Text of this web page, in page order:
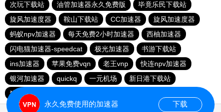
次玩下载站
油管加速器永久免费版
毕竟乐民下载站
旋风加速度器
鞍山下载站 CC加速器
旋风加速度器
蚂蚁npv加速器
每天免费2小时加速器
西柚加速器
闪电猫加速器-speedcat
极光加速器
书游下载站
ins加速器
苹果免费vqn 老王vnp
快连npv加速器
银河加速器
quickq 一元机场
新日港下载站
猎豹加速器
永久免费使用的加速器 下载